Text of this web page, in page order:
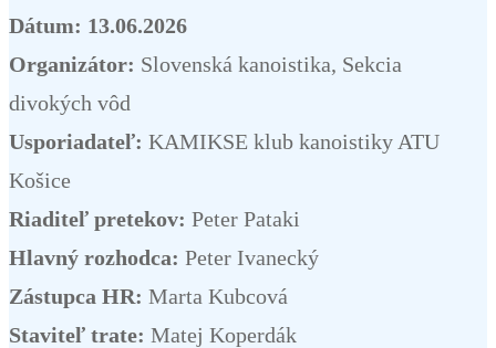
Dátum: 13.06.2026
Organizátor: Slovenská kanoistika, Sekcia
divokých vôd
Usporiadateľ: KAMIKSE klub kanoistiky ATU
Košice
Riaditeľ pretekov: Peter Pataki
Hlavný rozhodca: Peter Ivanecký
Zástupca HR: Marta Kubcová
Staviteľ trate: Matej Koperdák